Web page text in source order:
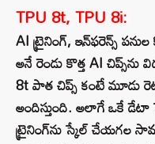
TPU 8t, TPU 8i:
AI ట్రైనింగ్, ఇన్‌ఫరెన్స్
అనే రెండు కొత్త AI చిప్స్‌ను
8t పాత చిప్స్ కంటే మూడు
అందిస్తుంది. అలాగే ఒకే
ట్రైనింగ్‌ను స్కేల్ చేయగల